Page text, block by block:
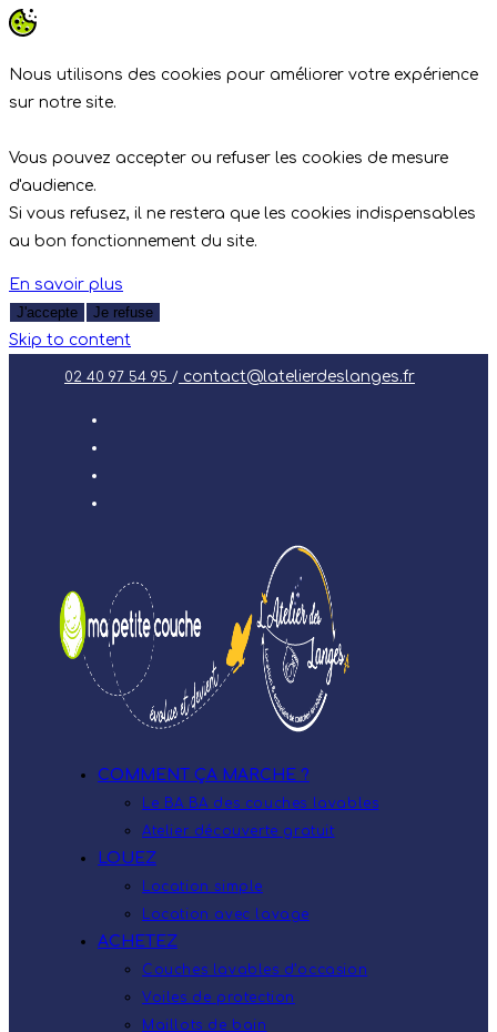
Nous utilisons des cookies pour améliorer votre expérience
sur notre site.
Vous pouvez accepter ou refuser les cookies de mesure
d'audience.
Si vous refusez, il ne restera que les cookies indispensables
au bon fonctionnement du site.
En savoir plus
J'accepte
Je refuse
Skip to content
02 40 97 54 95 / contact@latelierdeslanges.fr
COMMENT ÇA MARCHE ?
Le BA.BA des couches lavables
Atelier découverte gratuit
LOUEZ
Location simple
Location avec lavage
ACHETEZ
Couches lavables d’occasion
Voiles de protection
Maillots de bain